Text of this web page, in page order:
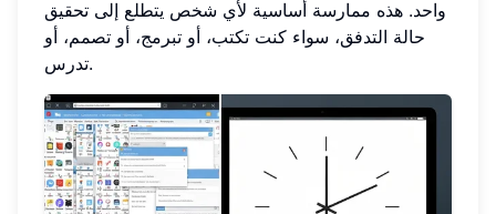
واحد. هذه ممارسة أساسية لأي شخص يتطلع إلى تحقيق
حالة التدفق، سواء كنت تكتب، أو تبرمج، أو تصمم، أو
تدرس.